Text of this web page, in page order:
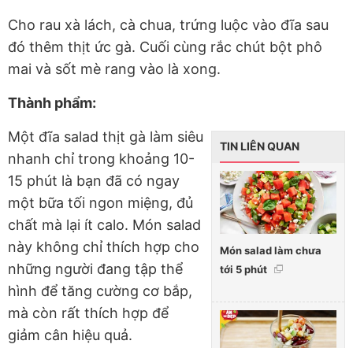
Cho rau xà lách, cà chua, trứng luộc vào đĩa sau
đó thêm thịt ức gà. Cuối cùng rắc chút bột phô
mai và sốt mè rang vào là xong.
Thành phẩm:
TIN LIÊN QUAN
Món salad làm chưa
tới 5 phút
Một đĩa salad thịt gà làm siêu
nhanh chỉ trong khoảng 10-
15 phút là bạn đã có ngay
một bữa tối ngon miệng, đủ
chất mà lại ít calo. Món salad
này không chỉ thích hợp cho
những người đang tập thể
hình để tăng cường cơ bắp,
mà còn rất thích hợp để
giảm cân hiệu quả.